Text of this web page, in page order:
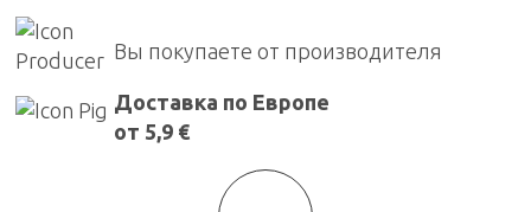
Вы покупаете от производителя
Доставка по Европе
от 5,9 €